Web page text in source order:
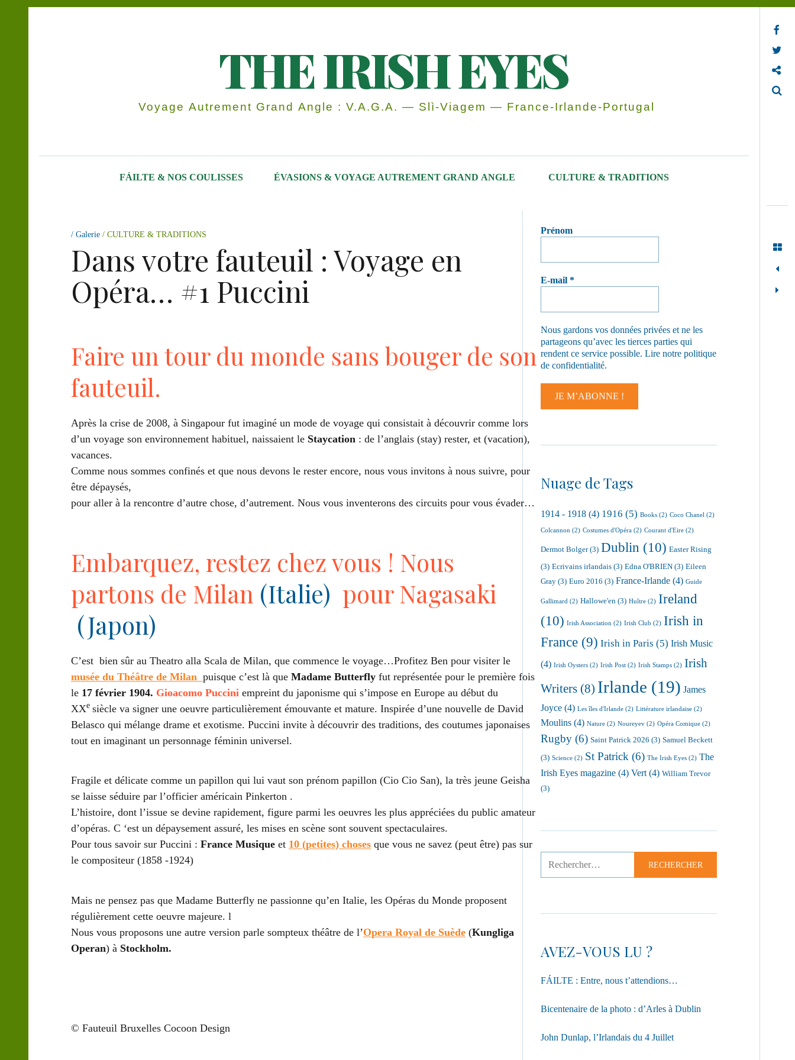
THE IRISH EYES
Voyage Autrement Grand Angle : V.A.G.A. — Slì-Viagem — France-Irlande-Portugal
FÁILTE & NOS COULISSES ÉVASIONS & VOYAGE AUTREMENT GRAND ANGLE CULTURE & TRADITIONS
Galerie CULTURE & TRADITIONS
Dans votre fauteuil : Voyage en
Opéra… #1 Puccini
Faire un tour du monde sans bouger de son
fauteuil.
Après la crise de 2008, à Singapour fut imaginé un mode de voyage qui consistait à découvrir comme lors
d’un voyage son environnement habituel, naissaient le Staycation : de l’anglais (stay) rester, et (vacation),
vacances.
Comme nous sommes confinés et que nous devons le rester encore, nous vous invitons à nous suivre, pour
être dépaysés,
pour aller à la rencontre d’autre chose, d’autrement. Nous vous inventerons des circuits pour vous évader…
Embarquez, restez chez vous ! Nous
partons de Milan (Italie) pour Nagasaki
(Japon)
C’est bien sûr au Theatro alla Scala de Milan, que commence le voyage…Profitez Ben pour visiter le
musée du Théâtre de Milan puisque c’est là que Madame Butterfly fut représentée pour le première fois
le 17 février 1904. Gioacomo Puccini empreint du japonisme qui s’impose en Europe au début du
XXe siècle va signer une oeuvre particulièrement émouvante et mature. Inspirée d’une nouvelle de David
Belasco qui mélange drame et exotisme. Puccini invite à découvrir des traditions, des coutumes japonaises
tout en imaginant un personnage féminin universel.
Fragile et délicate comme un papillon qui lui vaut son prénom papillon (Cio Cio San), la très jeune Geisha
se laisse séduire par l’officier américain Pinkerton .
L’histoire, dont l’issue se devine rapidement, figure parmi les oeuvres les plus appréciées du public amateur
d’opéras. C ‘est un dépaysement assuré, les mises en scène sont souvent spectaculaires.
Pour tous savoir sur Puccini : France Musique et 10 (petites) choses que vous ne savez (peut être) pas sur
le compositeur (1858 -1924)
Mais ne pensez pas que Madame Butterfly ne passionne qu’en Italie, les Opéras du Monde proposent
régulièrement cette oeuvre majeure. l
Nous vous proposons une autre version parle sompteux théâtre de l’Opera Royal de Suède (Kungliga
Operan) à Stockholm.
© Fauteuil Bruxelles Cocoon Design
Prénom
E-mail*
Nous gardons vos données privées et ne les
partageons qu’avec les tierces parties qui
rendent ce service possible.Lire notre politique
de confidentialité.
Nuage de Tags
1914 - 1918 (4) 1916 (5) Books (2) Coco Chanel (2)
Colcannon (2) Costumes d'Opéra (2) Courant d'Eire (2)
Dermot Bolger(3) Dublin (10) Easter Rising
(3) Ecrivains irlandais (3) Edna O'BRIEN (3) Eileen
Gray (3) Euro 2016 (3) France-Irlande (4) Guide
Gallimard (2) Hallowe'en (3) Huître (2) Ireland
(10) Irish Association (2) Irish Club (2) Irish in
France (9) Irish in Paris (5) Irish Music
(4) Irish Oysters (2) Irish Post (2) Irish Stamps (2) Irish
Writers (8) Irlande (19) James
Joyce (4) Les îles d'Irlande (2) Littérature irlandaise (2)
Moulins (4) Nature (2) Noureyev (2) Opéra Comique (2)
Rugby (6) Saint Patrick 2026 (3) Samuel Beckett
(3) Science (2) St Patrick (6) The Irish Eyes (2) The
Irish Eyes magazine (4) Vert (4) William Trevor
(3)
AVEZ-VOUS LU ?
FÁILTE : Entre, nous t’attendions…
Bicentenaire de la photo : d’Arles à Dublin
John Dunlap, l’Irlandais du 4 Juillet